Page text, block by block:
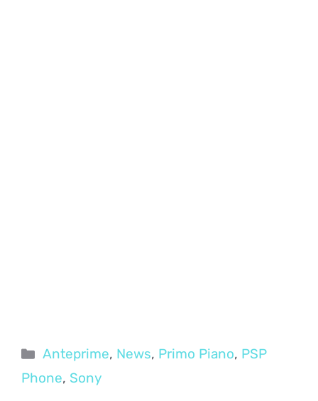
Categorie
Anteprime, News, Primo Piano, PSP
Phone, Sony